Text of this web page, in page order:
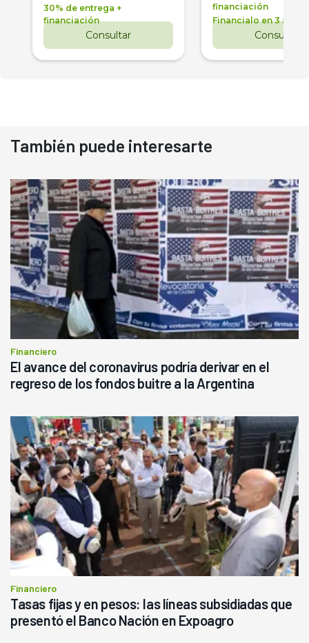
30% de entrega +
financiación
Consultar
financiación
Financialo en 3 años
Consultar
También puede interesarte
Financiero
El avance del coronavirus podría derivar en el
regreso de los fondos buitre a la Argentina
Financiero
Tasas fijas y en pesos: las líneas subsidiadas que
presentó el Banco Nación en Expoagro